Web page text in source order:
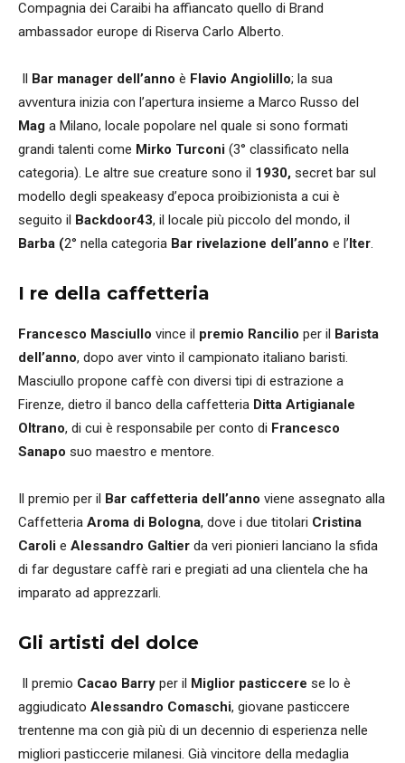
Compagnia dei Caraibi ha affiancato quello di Brand
ambassador europe di Riserva Carlo Alberto.
Il Bar manager dell’anno è Flavio Angiolillo; la sua
avventura inizia con l’apertura insieme a Marco Russo del
Mag a Milano, locale popolare nel quale si sono formati
grandi talenti come Mirko Turconi (3° classificato nella
categoria). Le altre sue creature sono il 1930, secret bar sul
modello degli speakeasy d’epoca proibizionista a cui è
seguito il Backdoor43, il locale più piccolo del mondo, il
Barba (2° nella categoria Bar rivelazione dell’anno e l’Iter.
I re della caffetteria
Francesco Masciullo vince il premio Rancilio per il Barista
dell’anno, dopo aver vinto il campionato italiano baristi.
Masciullo propone caffè con diversi tipi di estrazione a
Firenze, dietro il banco della caffetteria Ditta Artigianale
Oltrano, di cui è responsabile per conto di Francesco
Sanapo suo maestro e mentore.
Il premio per il Bar caffetteria dell’anno viene assegnato alla
Caffetteria Aroma di Bologna, dove i due titolari Cristina
Caroli e Alessandro Galtier da veri pionieri lanciano la sfida
di far degustare caffè rari e pregiati ad una clientela che ha
imparato ad apprezzarli.
Gli artisti del dolce
Il premio Cacao Barry per il Miglior pasticcere se lo è
aggiudicato Alessandro Comaschi, giovane pasticcere
trentenne ma con già più di un decennio di esperienza nelle
migliori pasticcerie milanesi. Già vincitore della medaglia